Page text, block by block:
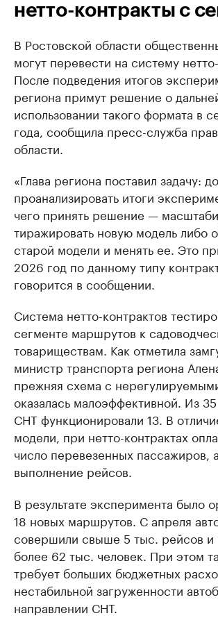
нетто-контракты с
В Ростовской области
могут перевести на систему
После подведения итогов
региона примут решение о
использовании такого формата в
года, сообщила пресс-служба
области.
«Глава региона поставил задачу:
проанализировать итоги
чего принять решение —
тиражировать новую модель либо
старой модели и менять ее. Это
2026 год по данному типу
говорится в сообщении.
Система нетто-контрактов
сегменте маршрутов к
товариществам. Как отметила
министр транспорта региона
прежняя схема с
оказалась малоэффективной. Из
СНТ функционировали 13. В
модели, при нетто-контрактах
число перевезенных пассажиров,
выполнение рейсов.
В результате эксперимента было
18 новых маршрутов. С апреля
совершили свыше 5 тыс. рейсов и
более 62 тыс. человек. При этом
требует больших бюджетных
нестабильной загруженности
направлении СНТ.